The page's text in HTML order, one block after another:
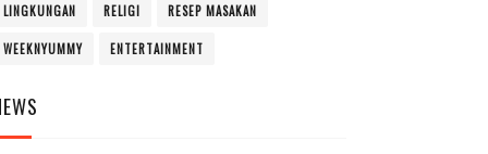
LINGKUNGAN RELIGI RESEP MASAKAN
WEEKNYUMMY ENTERTAINMENT